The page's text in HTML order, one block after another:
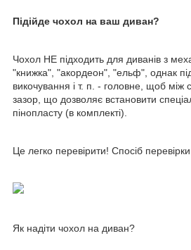
Підійде чохол на ваш диван?
Чохол НЕ підходить для диванів з
"книжка", "акордеон", "ельф", однак
викочування і т. п. - головне, щоб між
зазор, що дозволяє встановити
пінопласту (в комплекті).
Це легко перевірити! Спосіб
Як надіти чохол на диван?